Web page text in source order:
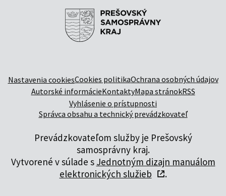
Nastavenia cookiesCookies politikaOchrana osobných údajov
Autorské informácieKontaktyMapa stránokRSS
Vyhlásenie o prístupnosti
Správca obsahu a technický prevádzkovateľ
Prevádzkovateľom služby je Prešovský
samosprávny kraj.
Vytvorené v súlade s Jednotným dizajn manuálom
elektronických služieb
.